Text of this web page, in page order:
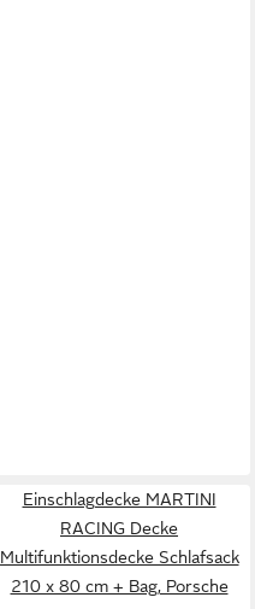
Einschlagdecke MARTINI
RACING Decke
Multifunktionsdecke Schlafsack
210 x 80 cm + Bag, Porsche